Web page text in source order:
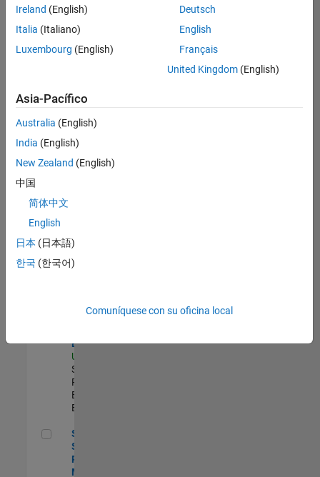
empleos.
Busque
por
ubicación
todos
empleos
en su
zona.
Senior Program Manager
US-MA-Natick
Management |
Senior
Security
Engineer
US-MA-Natick
Software
Process
Engineering |
Experimentado
Senior Software Program Manager
Senior
Software
Program
Manager
Ireland (English)
Italia (Italiano)
Luxembourg (English)
Deutsch
English
Français
United Kingdom(English)
Asia-Pacífico
Australia (English)
India (English)
New Zealand (English)
中国
简体中文
English
日本 (日本語)
한국 (한국어)
Comuníquese con su oficina local